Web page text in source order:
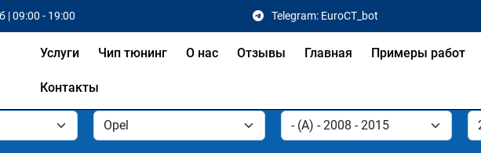
| 09:00 - 19:00 Telegram: EuroCT_bot
Услуги Чип тюнинг О нас Отзывы Главная Примеры работ
Контакты